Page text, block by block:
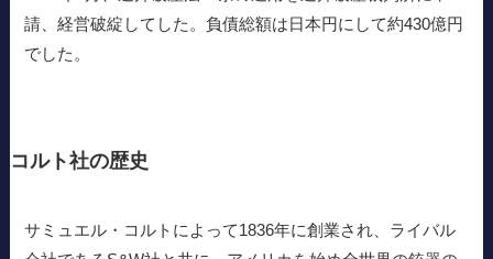
請、経営破綻してした。負債総額は日本円にして約430億円
でした。
コルト社の歴史
サミュエル・コルトによって1836年に創業され、ライバル